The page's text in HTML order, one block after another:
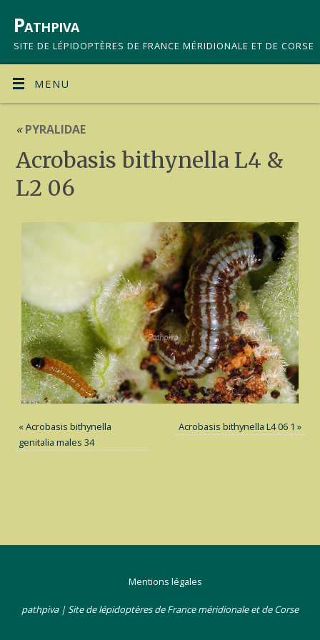
Pathpiva
SITE DE LÉPIDOPTÈRES DE FRANCE MÉRIDIONALE ET DE CORSE
MENU
«PYRALIDAE
Acrobasis bithynella L4 &
L2 06
«Acrobasis bithynella
genitalia males 34
Acrobasis bithynella L4 06 1 »
Mentions légales
pathpiva | Site de lépidoptères de France méridionale et de Corse